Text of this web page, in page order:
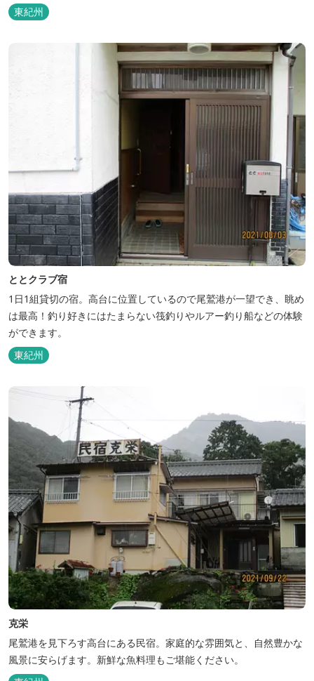
東紀州
ととクラブ宿
1日1組貸切の宿。高台に位置しているので尾鷲港が一望でき、眺め
は最高！釣り好きにはたまらない筏釣りやルアー釣り船などの体験
ができます。
東紀州
克栄
尾鷲港を見下ろす高台にある民宿。家庭的な雰囲気と、自然豊かな
風景に安らげます。新鮮な魚料理もご堪能ください。